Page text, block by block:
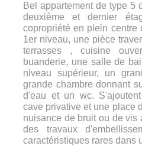
Bel appartement de type 5
deuxième et dernier
copropriété en plein centre
1er niveau, une pièce
terrasses , cuisine
buanderie, une salle de
niveau supérieur, un
grande chambre donnant
d'eau et un wc.
cave privative et une place
nuisance de bruit ou de vis
des travaux
caractéristiques rares dans